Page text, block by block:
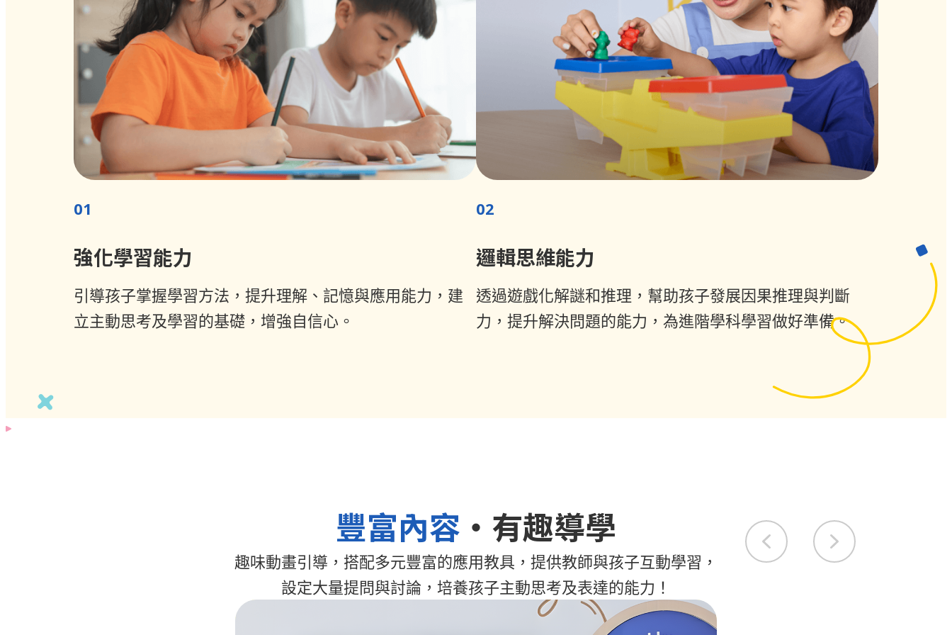
01
強化學習能力
引導孩子掌握學習方法，提升理解、記憶與應用能力，建
立主動思考及學習的基礎，增強自信心。
02
邏輯思維能力
透過遊戲化解謎和推理，幫助孩子發展因果推理與判斷
力，提升解決問題的能力，為進階學科學習做好準備。
豐富內容 ・有趣導學
趣味動畫引導，搭配多元豐富的應用教具，提供教師與孩子互動學習，
設定大量提問與討論，培養孩子主動思考及表達的能力！